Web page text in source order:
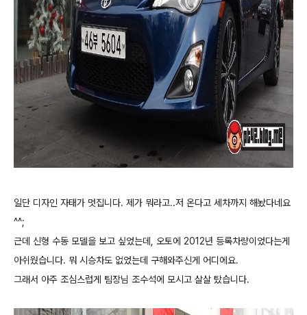
일단 디자인 자태가 멋집니다. 제가 뭐라고..저 온다고 세차까지 해놨다네요
^^;
근데 신형 수동 모델을 보고 싶었는데, 오토에 2012년 등록차량이었다는게
아쉬웠습니다. 뭐 시승차도 없었는데 구해와주신게 어디에요.
그래서 아주 조심스럽게 팀장님 조수석에 모시고 살살 탔습니다.